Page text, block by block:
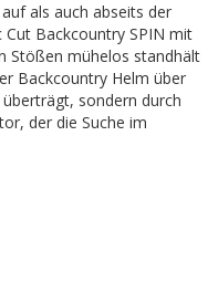
als auch abseits der
Cut Backcountry SPIN mit
Stößen mühelos standhält
Backcountry Helm über
sondern durch
der die Suche im